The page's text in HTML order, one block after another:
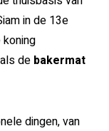
in de 13e
de bakermat
dingen, van